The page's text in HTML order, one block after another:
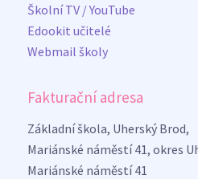
Školní TV / YouTube
Edookit učitelé
Webmail školy
Fakturační adresa
Základní škola, Uherský Brod,
Mariánské náměstí 41, okres
Mariánské náměstí 41